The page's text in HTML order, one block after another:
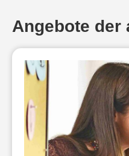
Angebote der